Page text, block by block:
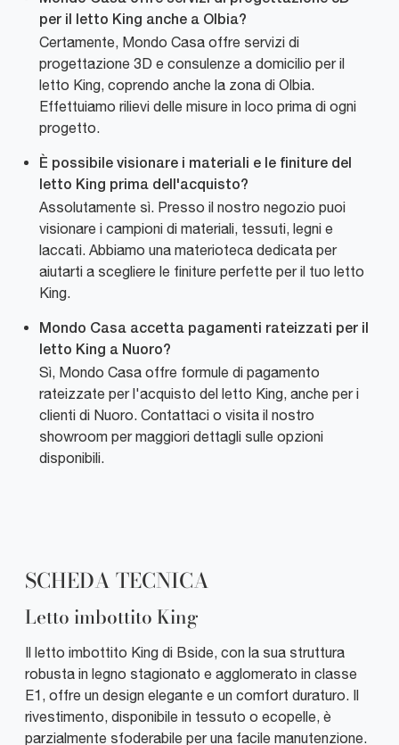
per il letto King anche a Olbia?
Certamente, Mondo Casa offre servizi di
progettazione 3D e consulenze a domicilio per il
letto King, coprendo anche la zona di Olbia.
Effettuiamo rilievi delle misure in loco prima di ogni
progetto.
È possibile visionare i materiali e le finiture del
letto King prima dell'acquisto?
Assolutamente sì. Presso il nostro negozio puoi
visionare i campioni di materiali, tessuti, legni e
laccati. Abbiamo una materioteca dedicata per
aiutarti a scegliere le finiture perfette per il tuo letto
King.
Mondo Casa accetta pagamenti rateizzati per il
letto King a Nuoro?
Sì, Mondo Casa offre formule di pagamento
rateizzate per l'acquisto del letto King, anche per i
clienti di Nuoro. Contattaci o visita il nostro
showroom per maggiori dettagli sulle opzioni
disponibili.
SCHEDA TECNICA
Letto imbottito King
Il letto imbottito King di Bside, con la sua struttura
robusta in legno stagionato e agglomerato in classe
E1, offre un design elegante e un comfort duraturo. Il
rivestimento, disponibile in tessuto o ecopelle, è
parzialmente sfoderabile per una facile manutenzione.